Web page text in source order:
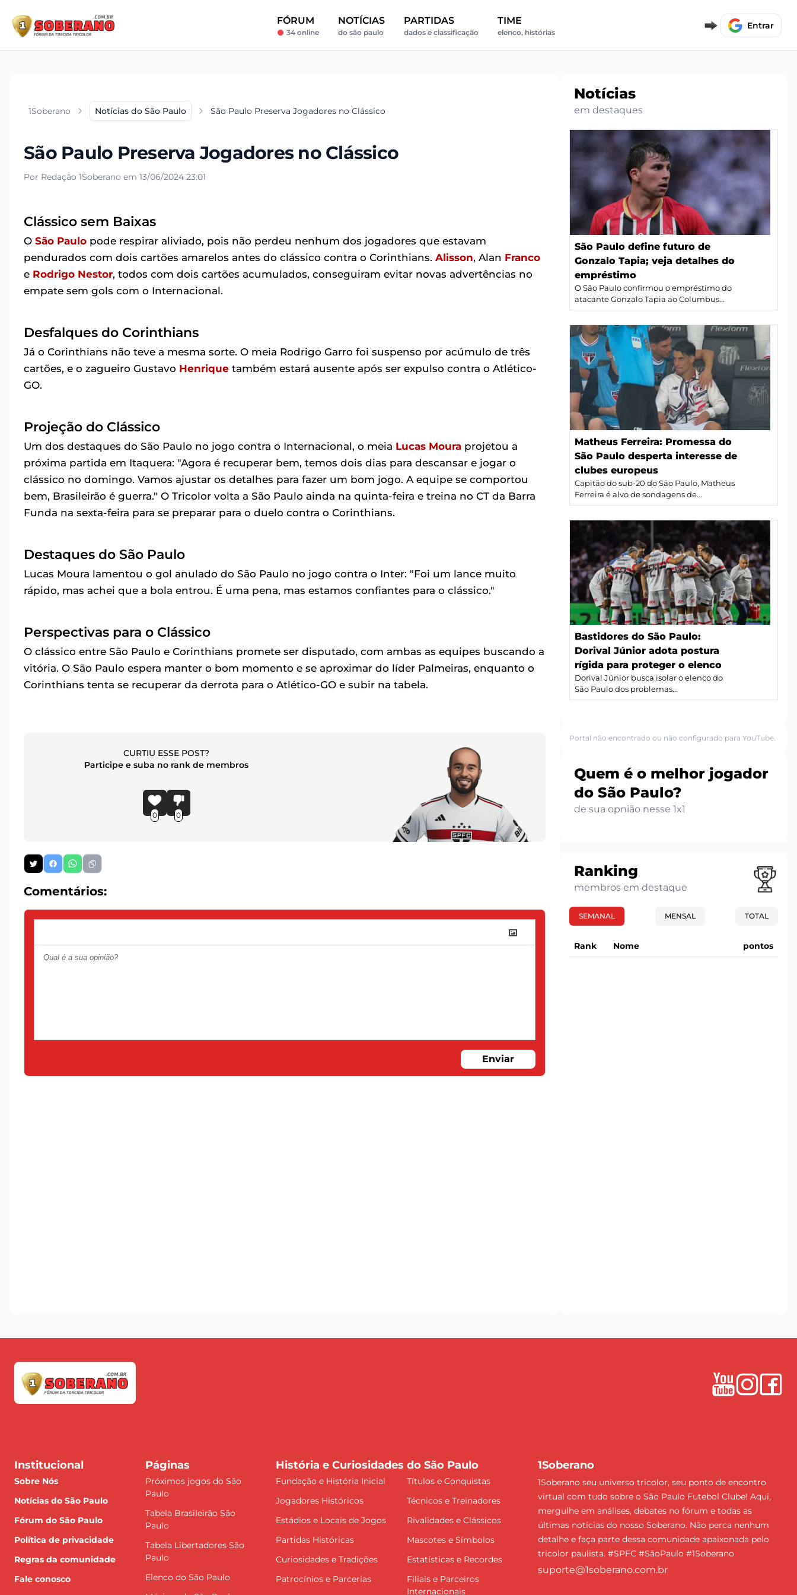
FÓRUM
34 online
NOTÍCIAS
do são paulo
PARTIDAS
dados e classificação
TIME
elenco, histórias
Entrar
1Soberano Notícias do São Paulo São Paulo Preserva Jogadores no Clássico
São Paulo Preserva Jogadores no Clássico
Por Redação 1Soberano em 13/06/2024 23:01
Clássico sem Baixas
O São Paulo pode respirar aliviado, pois não perdeu nenhum dos jogadores que estavam
pendurados com dois cartões amarelos antes do clássico contra o Corinthians. Alisson, Alan Franco
e Rodrigo Nestor, todos com dois cartões acumulados, conseguiram evitar novas advertências no
empate sem gols com o Internacional.
Desfalques do Corinthians
Já o Corinthians não teve a mesma sorte. O meia Rodrigo Garro foi suspenso por acúmulo de três
cartões, e o zagueiro Gustavo Henrique também estará ausente após ser expulso contra o Atlético-
GO.
Projeção do Clássico
Um dos destaques do São Paulo no jogo contra o Internacional, o meia Lucas Moura projetou a
próxima partida em Itaquera: "Agora é recuperar bem, temos dois dias para descansar e jogar o
clássico no domingo. Vamos ajustar os detalhes para fazer um bom jogo. A equipe se comportou
bem, Brasileirão é guerra." O Tricolor volta a São Paulo ainda na quinta-feira e treina no CT da Barra
Funda na sexta-feira para se preparar para o duelo contra o Corinthians.
Destaques do São Paulo
Lucas Moura lamentou o gol anulado do São Paulo no jogo contra o Inter: "Foi um lance muito
rápido, mas achei que a bola entrou. É uma pena, mas estamos confiantes para o clássico."
Perspectivas para o Clássico
O clássico entre São Paulo e Corinthians promete ser disputado, com ambas as equipes buscando a
vitória. O São Paulo espera manter o bom momento e se aproximar do líder Palmeiras, enquanto o
Corinthians tenta se recuperar da derrota para o Atlético-GO e subir na tabela.
CURTIU ESSE POST?
Participe e suba no rank de membros
0 0
Comentários:
Enviar
Notícias
em destaques
São Paulo define futuro de
Gonzalo Tapia; veja detalhes do
empréstimo
O São Paulo confirmou o empréstimo do
atacante Gonzalo Tapia ao Columbus...
Matheus Ferreira: Promessa do
São Paulo desperta interesse de
clubes europeus
Capitão do sub-20 do São Paulo, Matheus
Ferreira é alvo de sondagens de...
Bastidores do São Paulo:
Dorival Júnior adota postura
rígida para proteger o elenco
Dorival Júnior busca isolar o elenco do
São Paulo dos problemas...
Portal não encontrado ou não configurado para YouTube.
Quem é o melhor jogador
do São Paulo?
de sua opnião nesse 1x1
Ranking
membros em destaque
SEMANAL MENSAL TOTAL
Rank Nome pontos
Institucional
Sobre Nós
Notícias do São Paulo
Fórum do São Paulo
Política de privacidade
Regras da comunidade
Fale conosco
Páginas
Próximos jogos do São
Paulo
Tabela Brasileirão São
Paulo
Tabela Libertadores São
Paulo
Elenco do São Paulo
História e Curiosidades do São Paulo
Fundação e História Inicial
Títulos e Conquistas
Jogadores Históricos
Técnicos e Treinadores
Estádios e Locais de Jogos
Rivalidades e Clássicos
Partidas Históricas
Mascotes e Símbolos
Curiosidades e Tradições
Estatísticas e Recordes
Patrocínios e Parcerias
Filiais e Parceiros
Internacionais
1Soberano
1Soberano seu universo tricolor, seu ponto de encontro
virtual com tudo sobre o São Paulo Futebol Clube! Aqui,
mergulhe em análises, debates no fórum e todas as
últimas notícias do nosso Soberano. Não perca nenhum
detalhe e faça parte dessa comunidade apaixonada pelo
tricolor paulista. #SPFC #SãoPaulo #1Soberano
suporte@1soberano.com.br